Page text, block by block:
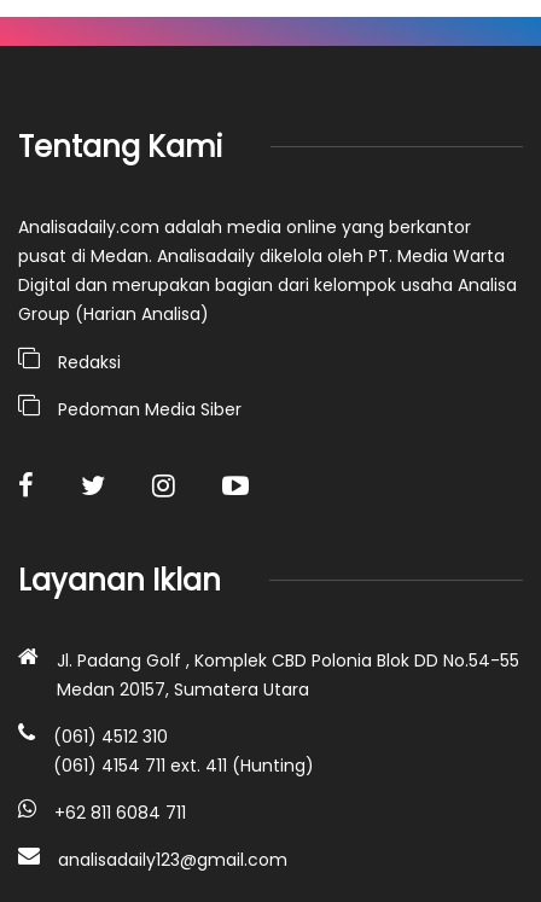
Tentang Kami
Analisadaily.com adalah media online yang berkantor
pusat di Medan. Analisadaily dikelola oleh PT. Media Warta
Digital dan merupakan bagian dari kelompok usaha Analisa
Group (Harian Analisa)
Redaksi
Pedoman Media Siber
Layanan Iklan
Jl. Padang Golf , Komplek CBD Polonia Blok DD No.54-55
Medan 20157, Sumatera Utara
(061) 4512 310
(061) 4154 711 ext. 411 (Hunting)
+62 811 6084 711
analisadaily123@gmail.com